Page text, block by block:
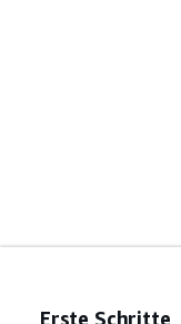
Erste Schritte